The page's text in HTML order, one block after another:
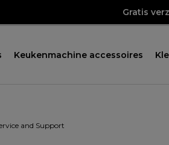
Gratis
Keukenmachine accessoires
and Support